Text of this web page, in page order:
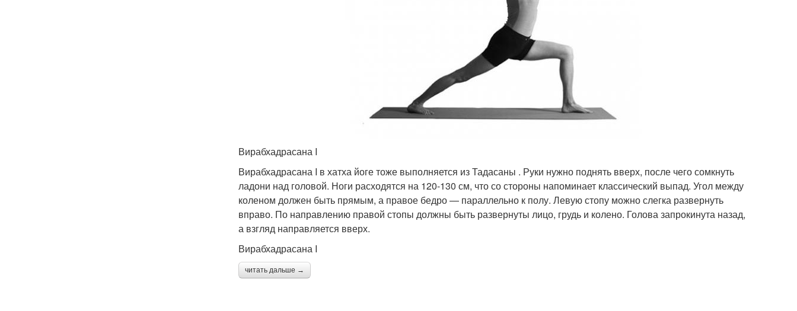
Вирабхадрасана I
Вирабхадрасана I в хатха йоге тоже выполняется из Тадасаны . Руки нужно поднять вверх, после чего сомкнуть
ладони над головой. Ноги расходятся на 120-130 см, что со стороны напоминает классический выпад. Угол между
коленом должен быть прямым, а правое бедро — параллельно к полу. Левую стопу можно слегка развернуть
вправо. По направлению правой стопы должны быть развернуты лицо, грудь и колено. Голова запрокинута назад,
а взгляд направляется вверх.
Вирабхадрасана I
читать дальше →